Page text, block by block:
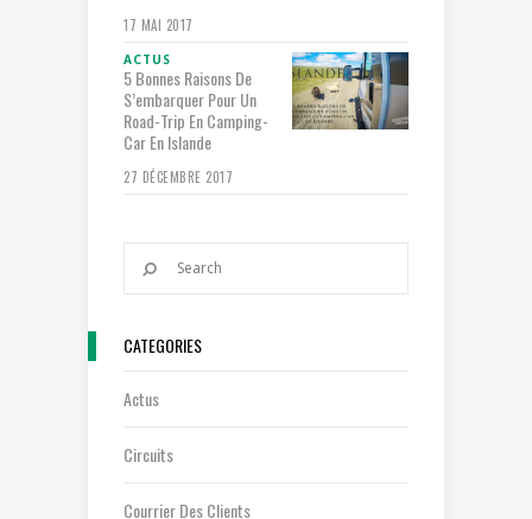
17 MAI 2017
ACTUS
5 Bonnes Raisons De
S’embarquer Pour Un
Road-Trip En Camping-
Car En Islande
27 DÉCEMBRE 2017
CATEGORIES
Actus
Circuits
Courrier Des Clients